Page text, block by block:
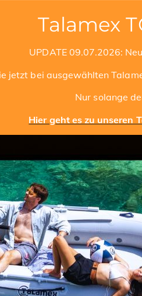
Talamex
UPDATE 09.07.2026:
jetzt bei ausgewählten
Nur solange
Hier geht es zu unseren